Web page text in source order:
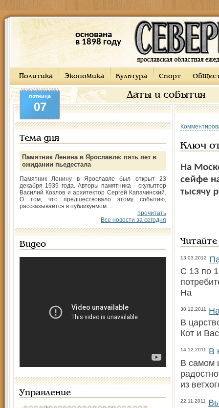
основана
в 1898 году
Политика Экономика Культура Спорт
Даты и события
пятница
07
Тема дня
Памятник Ленина в Ярославле: пять лет в
ожидании пьедестала
Памятник Ленину в Ярославле был открыт 23
декабря 1939 года. Авторы памятника - скульптор
Василий Козлов и архитектор Сергей Капачинский.
О том, что предшествовало этому событию,
рассказывается в публикуемом ...
прочитать
Все новости за сегодня
Видео
Управление
Ключ
На
сейфе
тысячу
13.03.2012
С 13 по
На
30.12.2011
В
Кот и
14.12.2011
В
В самом
из
22.11.2011